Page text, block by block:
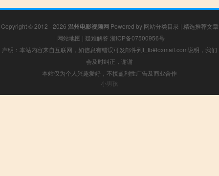
Copyright © 2012 - 2026 温州电影视频网 Powered by 网站分类目录 | 精选推荐文章
| 网站地图 | 疑难解答 浙ICP备07500956号
声明：本站内容来自互联网，如信息有错误可发邮件到f_fb#foxmail.com说明，我们
会及时纠正，谢谢
本站仅为个人兴趣爱好，不接盈利性广告及商业合作
小男孩